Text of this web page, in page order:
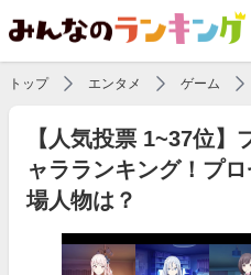
トップ エンタメ ゲーム
【人気投票 1~37位】
ャラランキング！プ
場人物は？